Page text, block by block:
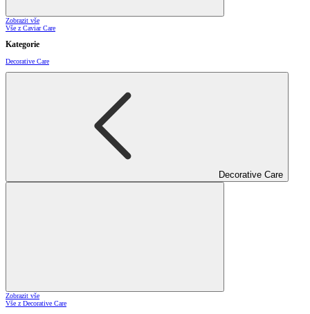
Zobrazit vše
Vše z Caviar Care
Kategorie
Decorative Care
Decorative Care
Zobrazit vše
Vše z Decorative Care